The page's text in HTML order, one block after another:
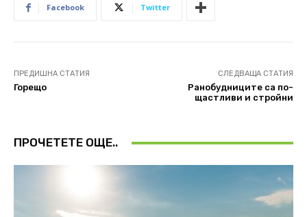
Facebook Twitter
ПРЕДИШНА СТАТИЯ
Горещо
СЛЕДВАЩА СТАТИЯ
Ранобудниците са по-
щастливи и стройни
ПРОЧЕТЕТЕ ОЩЕ..